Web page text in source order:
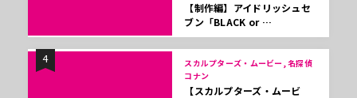
【制作編】アイドリッシュセ
ブン「BLACK or …
4
スカルプターズ・ムービー, 名探偵
コナン
【スカルプターズ・ムービ